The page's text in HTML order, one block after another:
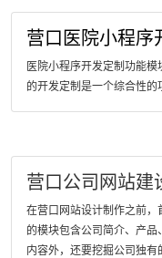
营口医院小程序
医院小程序开发定制功能
的开发定制是一个综合性
营口公司网站建
在营口网站设计制作之前
的模块包含公司简介、产
内容外，还要挖掘公司独